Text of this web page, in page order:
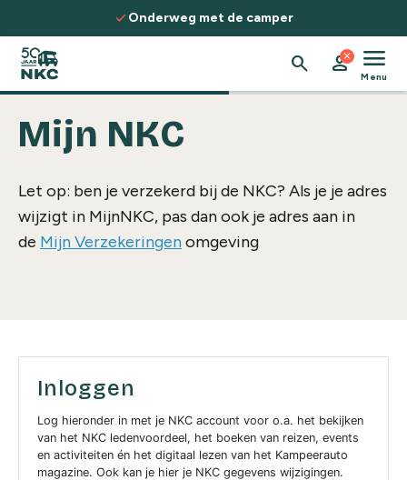
Spring naar de inhoud
checkOnderweg met de camper
search person
close menu
Menu
Mijn NKC
Let op: ben je verzekerd bij de NKC? Als je je adres
wijzigt in MijnNKC, pas dan ook je adres aan in
de Mijn Verzekeringenomgeving
Inloggen
Log hieronder in met je NKC account voor o.a. het bekijken
van het NKC ledenvoordeel, het boeken van reizen, events
en activiteiten én het digitaal lezen van het Kampeerauto
magazine. Ook kan je hier je NKC gegevens wijzigingen.